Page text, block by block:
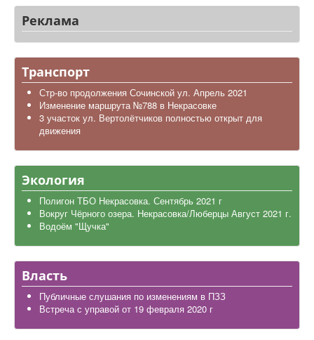
Реклама
Транспорт
Стр-во продолжения Сочинской ул. Апрель 2021
Изменение маршрута №788 в Некрасовке
3 участок ул. Вертолётчиков полностью открыт для
движения
Экология
Полигон ТБО Некрасовка. Сентябрь 2021 г
Вокруг Чёрного озера. Некрасовка/Люберцы Август 2021 г.
Водоём "Щучка"
Власть
Публичные слушания по изменениям в ПЗЗ
Встреча с управой от 19 февраля 2020 г